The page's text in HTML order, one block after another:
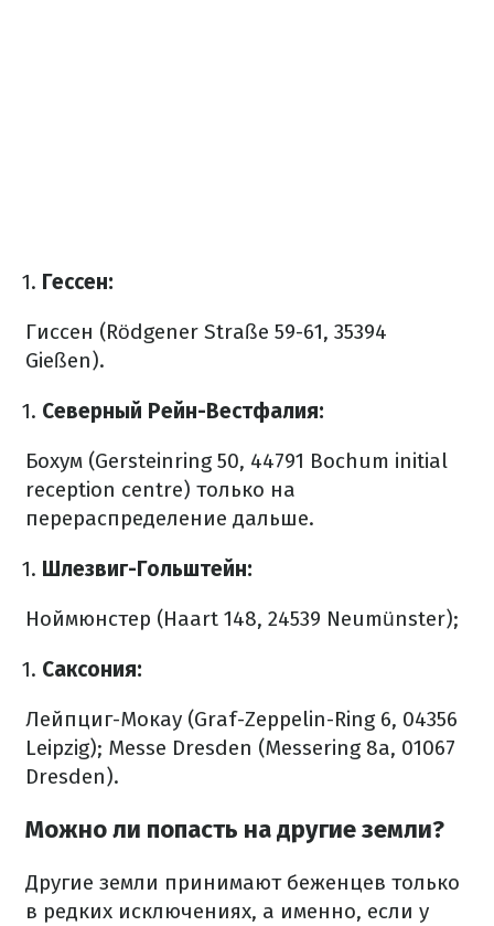
Гессен:
Гиссен (Rödgener Straße 59-61, 35394
Gießen).
Северный Рейн-Вестфалия:
Бохум (Gersteinring 50, 44791 Bochum initial
reception centre) только на
перераспределение дальше.
Шлезвиг-Гольштейн:
Ноймюнстер (Haart 148, 24539 Neumünster);
Саксония:
Лейпциг-Мокау (Graf-Zeppelin-Ring 6, 04356
Leipzig); Messe Dresden (Messering 8a, 01067
Dresden).
Можно ли попасть на другие земли?
Другие земли принимают беженцев только
в редких исключениях, а именно, если у